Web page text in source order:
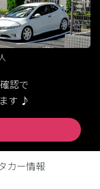
認で
す ♪
カー情報